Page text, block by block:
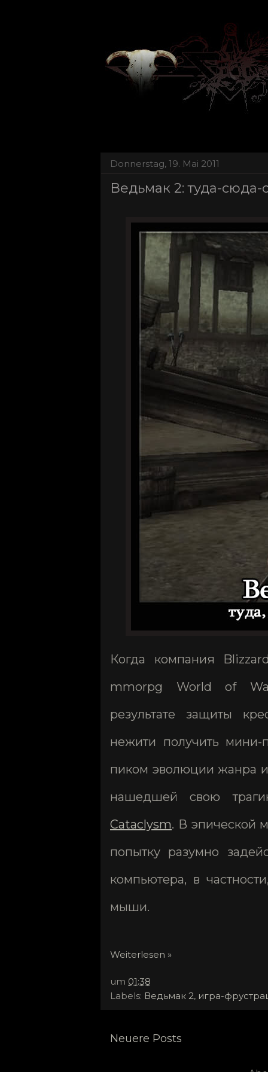
Donnerstag, 19. Mai 2011
Ведьмак 2: туда-сюда-
Когда компания
mmorpg World of
результате защиты
нежити получить мини-
пиком эволюции жанра
нашедшей свою
Cataclysm. В эпической
попытку разумно
компьютера, в
мыши.
Weiterlesen »
um 01:38
Labels: Ведьмак 2, игра-
Neuere Posts